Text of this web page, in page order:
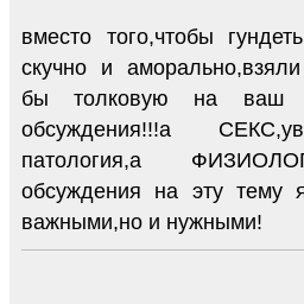
вместо того,чтобы
скучно и
бы толковую на ваш
обсуждения!!!а
патология,а
обсуждения на эту тему
важными,но и нужными!